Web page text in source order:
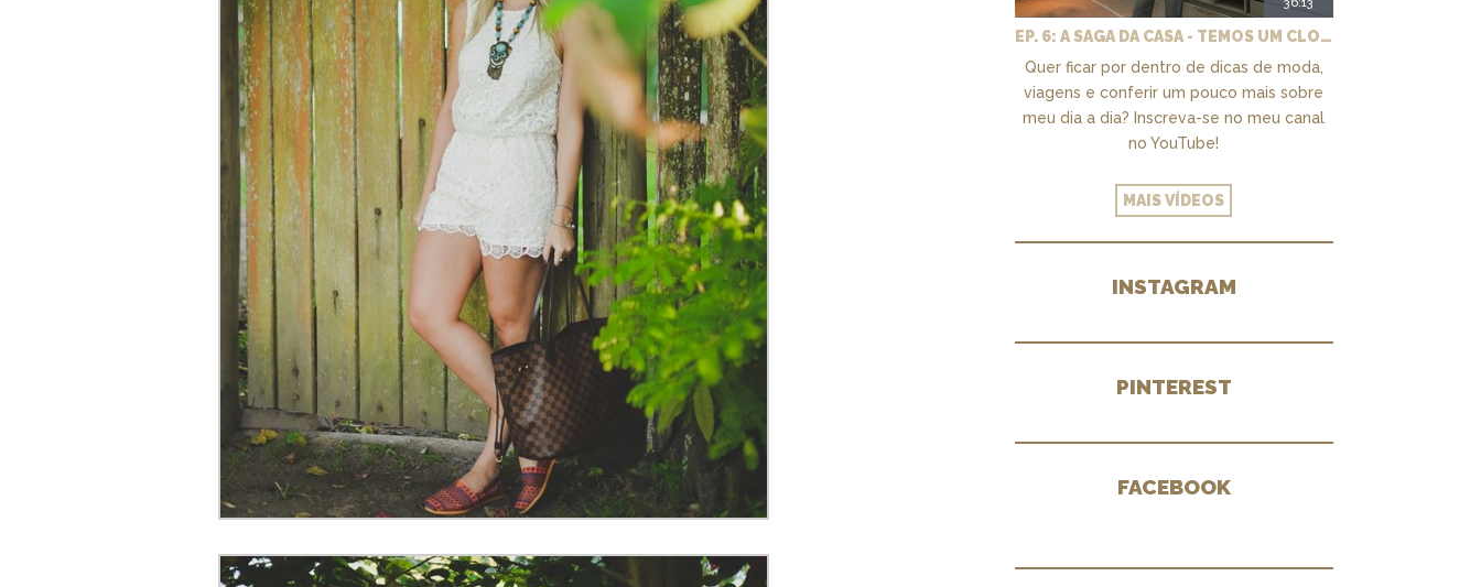
36:13
EP. 6: A SAGA DA CASA - TEMOS UM CLOSET PRA CHAMAR DE NOSSO + MARCENARIA E PAISAGISMO
Quer ficar por dentro de dicas de moda,
viagens e conferir um pouco mais sobre
meu dia a dia? Inscreva-se no meu canal
no YouTube!
MAIS VÍDEOS
INSTAGRAM
PINTEREST
FACEBOOK